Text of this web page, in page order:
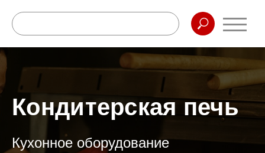
Кондитерская печь
Кухонное оборудование